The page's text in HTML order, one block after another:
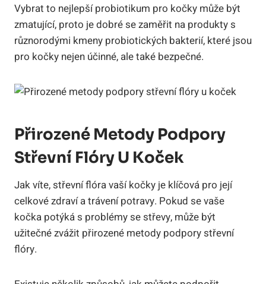
Vybrat to nejlepší probiotikum pro kočky může být
zmatující, proto je dobré se zaměřit na produkty s
různorodými kmeny probiotických bakterií, které jsou
pro kočky nejen účinné, ale také bezpečné.
Přirozené Metody Podpory
Střevní Flóry U Koček
Jak víte, střevní flóra vaší kočky je klíčová pro její
celkové zdraví a trávení potravy. Pokud se vaše
kočka potýká s problémy se střevy, může být
užitečné zvážit přirozené metody podpory střevní
flóry.